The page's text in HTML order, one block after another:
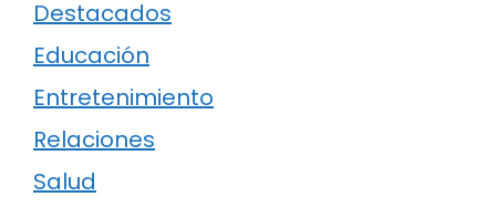
Destacados
Educación
Entretenimiento
Relaciones
Salud